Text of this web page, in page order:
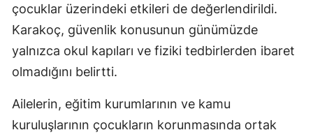
çocuklar üzerindeki etkileri de değerlendirildi.
Karakoç, güvenlik konusunun günümüzde
yalnızca okul kapıları ve fiziki tedbirlerden ibaret
olmadığını belirtti.
Ailelerin, eğitim kurumlarının ve kamu
kuruluşlarının çocukların korunmasında ortak